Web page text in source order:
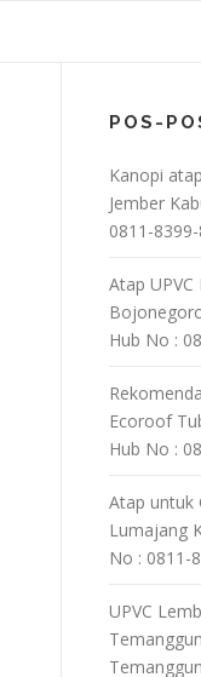
POS-
Kanopi
Jember
0811-
Atap
Hub No :
Ecoroof
Hub No :
Atap untuk
Lumajang
No : 0811-
UPVC